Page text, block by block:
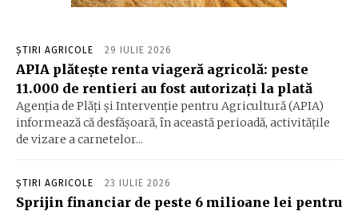
ȘTIRI AGRICOLE 29 IULIE 2026
APIA plătește renta viageră agricolă: peste
11.000 de rentieri au fost autorizați la plată
Agenția de Plăți și Intervenție pentru Agricultură (APIA)
informează că desfășoară, în această perioadă, activitățile
de vizare a carnetelor...
ȘTIRI AGRICOLE 23 IULIE 2026
Sprijin financiar de peste 6 milioane lei pentru